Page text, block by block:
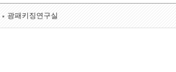
광패키징연구실